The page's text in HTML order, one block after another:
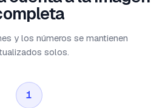
y los números se mantienen
solos.
1